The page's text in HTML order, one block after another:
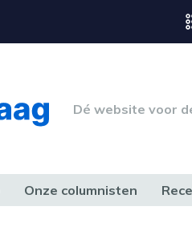
Dé website voor
Onze columnisten